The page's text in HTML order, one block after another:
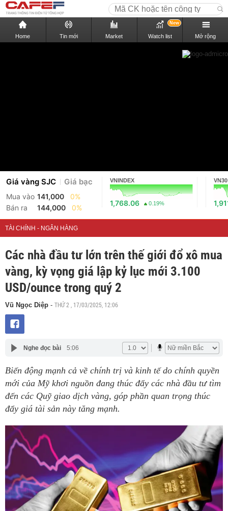
Home Tin mới Market Watch list
New
Mở rộng
Giá vàng SJC Giá bạc
Mua vào 141,000
0%
Bán ra
144,000 0%
VNINDEX
1,768.06 0.19%
VN30
TÀI CHÍNH - NGÂN HÀNG
Các nhà đầu tư lớn trên thế giới đổ xô mua
vàng, kỳ vọng giá lập kỷ lục mới 3.100
USD/ounce trong quý 2
Vũ Ngọc Diệp - THỨ 2 , 17/03/2025, 12:06
Nghe đọc bài 5:06
Biến động mạnh cả về chính trị và kinh tế do chính quyền
mới của Mỹ khơi nguồn đang thúc đẩy các nhà đầu tư tìm
đến các Quỹ giao dịch vàng, góp phần quan trọng thúc
đẩy giá tài sản này tăng mạnh.